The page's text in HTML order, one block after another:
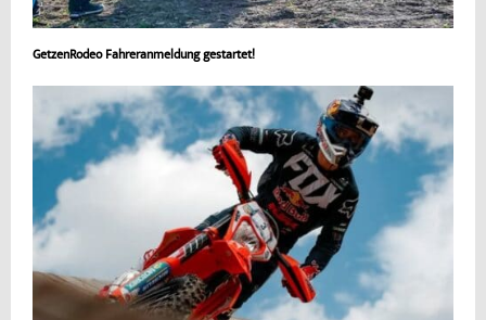
GetzenRodeo Fahreranmeldung gestartet!